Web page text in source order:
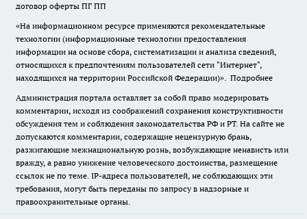
договор оферты ПГ ПП
«На информационном ресурсе применяются рекомендательные
технологии (информационные технологии предоставления
информации на основе сбора, систематизации и анализа сведений,
относящихся к предпочтениям пользователей сети "Интернет",
находящихся на территории Российской Федерации)». Подробнее
Администрация портала оставляет за собой право модерировать
комментарии, исходя из соображений сохранения конструктивности
обсуждения тем и соблюдения законодательства РФ и РТ. На сайте не
допускаются комментарии, содержащие нецензурную брань,
разжигающие межнациональную рознь, возбуждающие ненависть или
вражду, а равно унижение человеческого достоинства, размещение
ссылок не по теме. IP-адреса пользователей, не соблюдающих эти
требования, могут быть переданы по запросу в надзорные и
правоохранительные органы.